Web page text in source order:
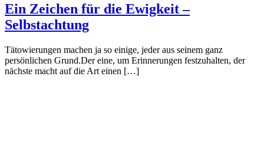
Ein Zeichen für die Ewigkeit –
Selbstachtung
Tätowierungen machen ja so einige, jeder aus seinem ganz
persönlichen Grund.Der eine, um Erinnerungen festzuhalten, der
nächste macht auf die Art einen […]